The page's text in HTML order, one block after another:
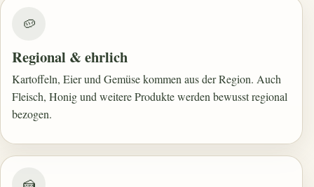
🥔
Regional & ehrlich
Kartoffeln, Eier und Gemüse kommen aus der Region. Auch
Fleisch, Honig und weitere Produkte werden bewusst regional
bezogen.